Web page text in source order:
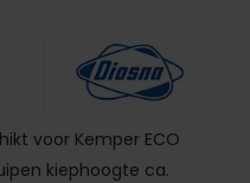
voor Kemper ECO
kiephoogte ca.